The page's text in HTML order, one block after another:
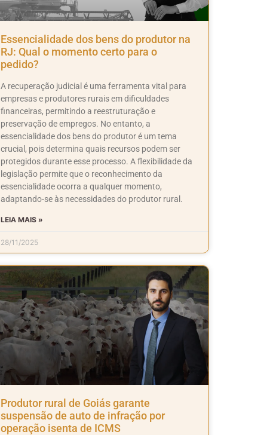
Essencialidade dos bens do produtor na
RJ: Qual o momento certo para o
pedido?
A recuperação judicial é uma ferramenta vital para
empresas e produtores rurais em dificuldades
financeiras, permitindo a reestruturação e
preservação de empregos. No entanto, a
essencialidade dos bens do produtor é um tema
crucial, pois determina quais recursos podem ser
protegidos durante esse processo. A flexibilidade da
legislação permite que o reconhecimento da
essencialidade ocorra a qualquer momento,
adaptando-se às necessidades do produtor rural.
LEIA MAIS »
28/11/2025
Produtor rural de Goiás garante
suspensão de auto de infração por
operação isenta de ICMS